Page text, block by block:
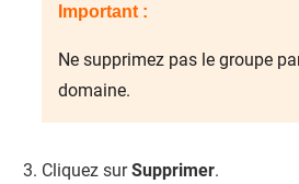
Important :
Ne supprimez pas le groupe
domaine.
Cliquez surSupprimer.